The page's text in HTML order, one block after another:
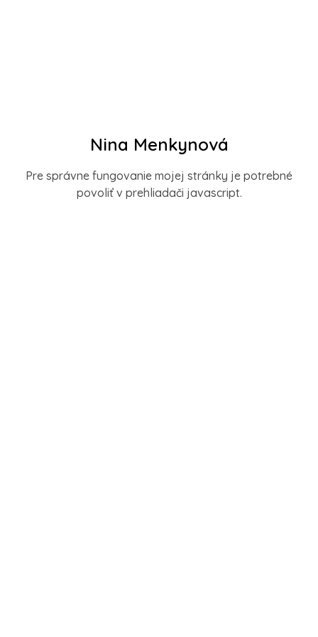
Nina Menkynová
Pre správne fungovanie mojej stránky je potrebné
povoliť v prehliadači javascript.